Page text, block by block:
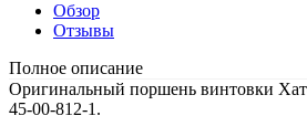
Обзор
Отзывы
Полное описание
Оригинальный поршень винтовки
45-00-812-1.